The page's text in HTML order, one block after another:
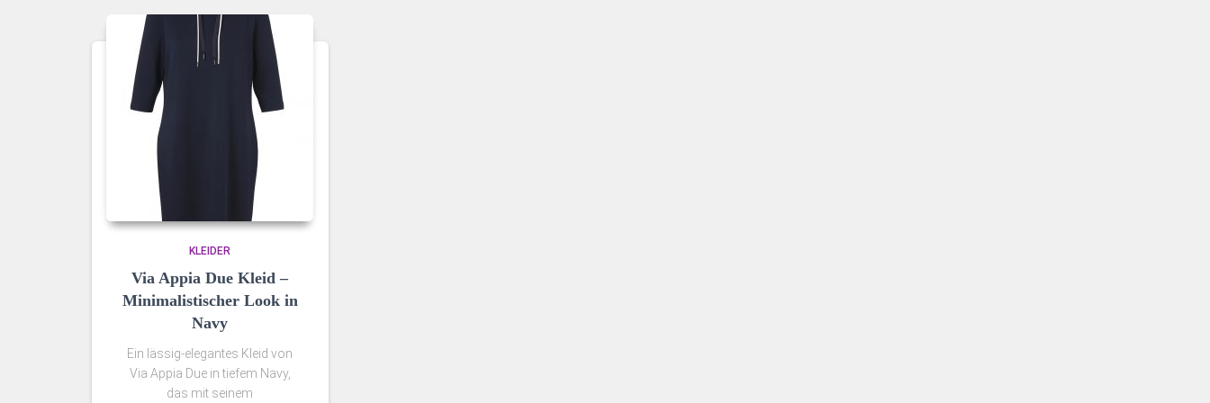
KLEIDER
Via Appia Due Kleid –
Minimalistischer Look in
Navy
Ein lässig‑elegantes Kleid von
Via Appia Due in tiefem Navy,
das mit seinem